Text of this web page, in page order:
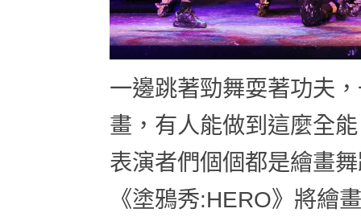
一邊跳著勁舞耍著功夫
畫，有人能做到這麼全
表演者們個個都是繪畫
《塗鴉秀:HERO》將繪